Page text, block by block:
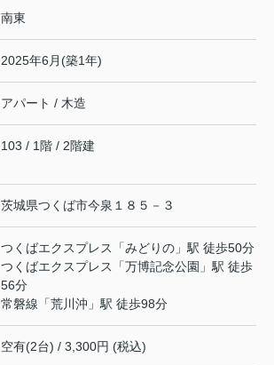
南東
2025年6月(築1年)
アパート / 木造
103 / 1階 / 2階建
茨城県つくば市今泉 １８５－３
つくばエクスプレス 「みどりの 」駅 徒歩50分
つくばエクスプレス
「万博記念公園 」駅 徒歩
56分
常磐線 「荒川沖 」駅 徒歩98分
空有(2台) / 3,300円 (税込)